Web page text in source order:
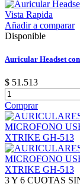
Vista Rapida
Añadir a comparar
Disponible
Auricular Headset
$ 51.513
Comprar
3 Y 6 CUOTAS